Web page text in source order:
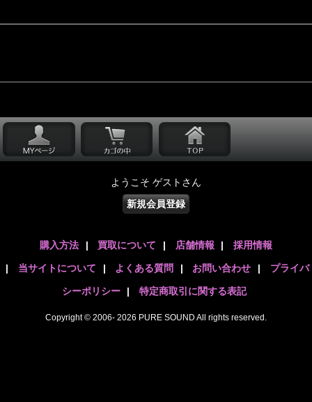
ようこそ ゲストさん
新規会員登録
購入方法 | 買取について | 店舗情報 | 採用情報
| 当サイトについて | よくある質問 | お問い合わせ | プライバ
シーポリシー | 特定商取引に関する表記
Copyright © 2006- 2026 PURE SOUND All rights reserved.